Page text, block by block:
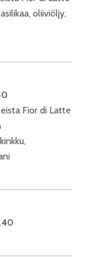
oliiviöljy,
Fior di Latte